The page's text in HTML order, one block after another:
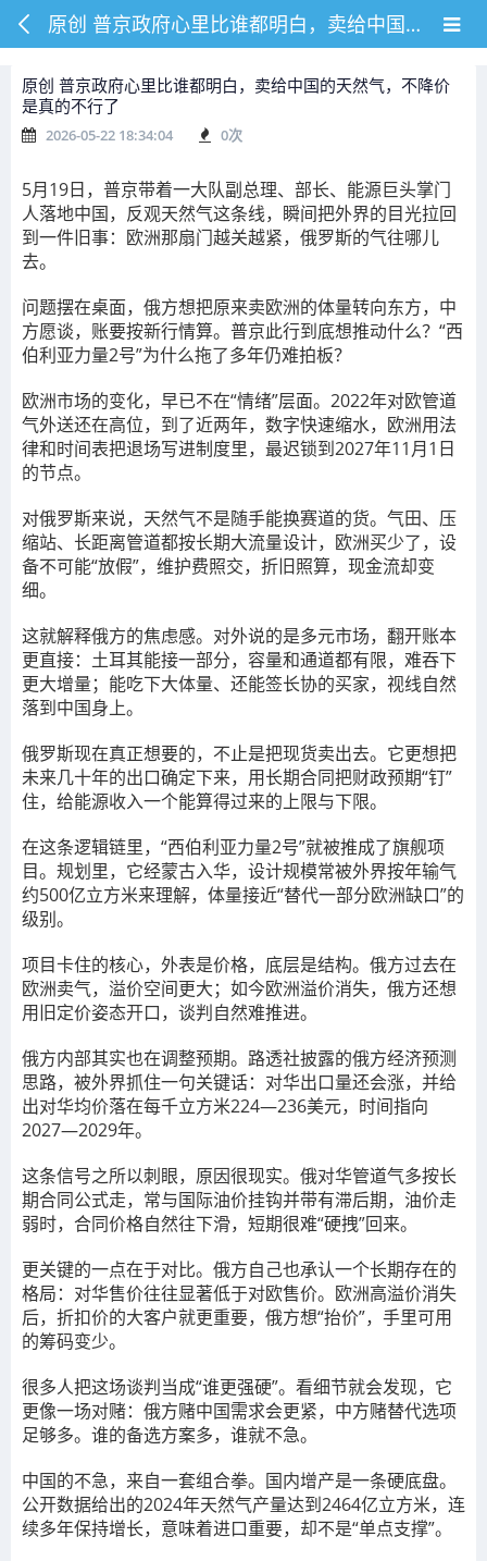
原创 普京政府心里比谁都明白，卖给中国的天然气，不降价是真的不行了
原创 普京政府心里比谁都明白，卖给中国的天然气，不降价
是真的不行了
2026-05-22 18:34:04 0次
5月19日，普京带着一大队副总理、部长、能源巨头掌门
人落地中国，反观天然气这条线，瞬间把外界的目光拉回
到一件旧事：欧洲那扇门越关越紧，俄罗斯的气往哪儿
去。
问题摆在桌面，俄方想把原来卖欧洲的体量转向东方，中
方愿谈，账要按新行情算。普京此行到底想推动什么？“西
伯利亚力量2号”为什么拖了多年仍难拍板？
欧洲市场的变化，早已不在“情绪”层面。2022年对欧管道
气外送还在高位，到了近两年，数字快速缩水，欧洲用法
律和时间表把退场写进制度里，最迟锁到2027年11月1日
的节点。
对俄罗斯来说，天然气不是随手能换赛道的货。气田、压
缩站、长距离管道都按长期大流量设计，欧洲买少了，设
备不可能“放假”，维护费照交，折旧照算，现金流却变
细。
这就解释俄方的焦虑感。对外说的是多元市场，翻开账本
更直接：土耳其能接一部分，容量和通道都有限，难吞下
更大增量；能吃下大体量、还能签长协的买家，视线自然
落到中国身上。
俄罗斯现在真正想要的，不止是把现货卖出去。它更想把
未来几十年的出口确定下来，用长期合同把财政预期“钉”
住，给能源收入一个能算得过来的上限与下限。
在这条逻辑链里，“西伯利亚力量2号”就被推成了旗舰项
目。规划里，它经蒙古入华，设计规模常被外界按年输气
约500亿立方米来理解，体量接近“替代一部分欧洲缺口”的
级别。
项目卡住的核心，外表是价格，底层是结构。俄方过去在
欧洲卖气，溢价空间更大；如今欧洲溢价消失，俄方还想
用旧定价姿态开口，谈判自然难推进。
俄方内部其实也在调整预期。路透社披露的俄方经济预测
思路，被外界抓住一句关键话：对华出口量还会涨，并给
出对华均价落在每千立方米224—236美元，时间指向
2027—2029年。
这条信号之所以刺眼，原因很现实。俄对华管道气多按长
期合同公式走，常与国际油价挂钩并带有滞后期，油价走
弱时，合同价格自然往下滑，短期很难“硬拽”回来。
更关键的一点在于对比。俄方自己也承认一个长期存在的
格局：对华售价往往显著低于对欧售价。欧洲高溢价消失
后，折扣价的大客户就更重要，俄方想“抬价”，手里可用
的筹码变少。
很多人把这场谈判当成“谁更强硬”。看细节就会发现，它
更像一场对赌：俄方赌中国需求会更紧，中方赌替代选项
足够多。谁的备选方案多，谁就不急。
中国的不急，来自一套组合拳。国内增产是一条硬底盘。
公开数据给出的2024年天然气产量达到2464亿立方米，连
续多年保持增长，意味着进口重要，却不是“单点支撑”。